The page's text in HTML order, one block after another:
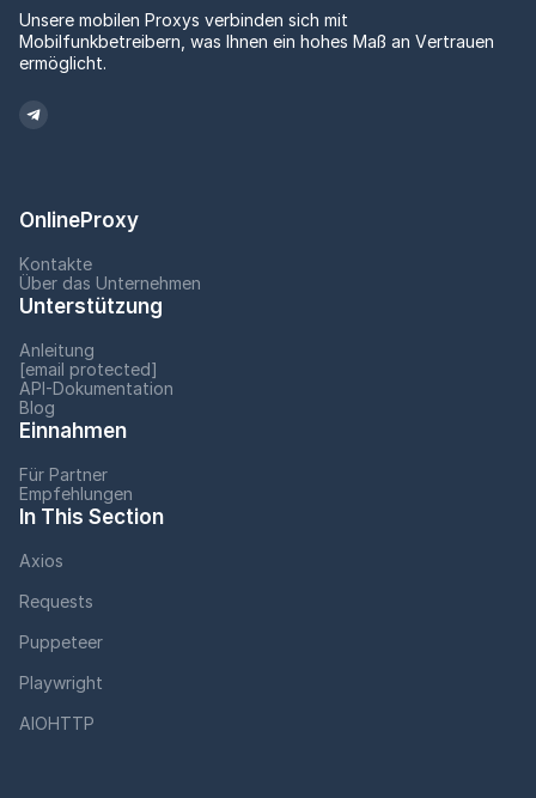
Unsere mobilen Proxys verbinden sich mit
Mobilfunkbetreibern, was Ihnen ein hohes Maß an Vertrauen
ermöglicht.
OnlineProxy
Kontakte
Über das Unternehmen
Unterstützung
Anleitung
[email protected]
API-Dokumentation
Blog
Einnahmen
Für Partner
Empfehlungen
In This Section
Axios
Requests
Puppeteer
Playwright
AIOHTTP